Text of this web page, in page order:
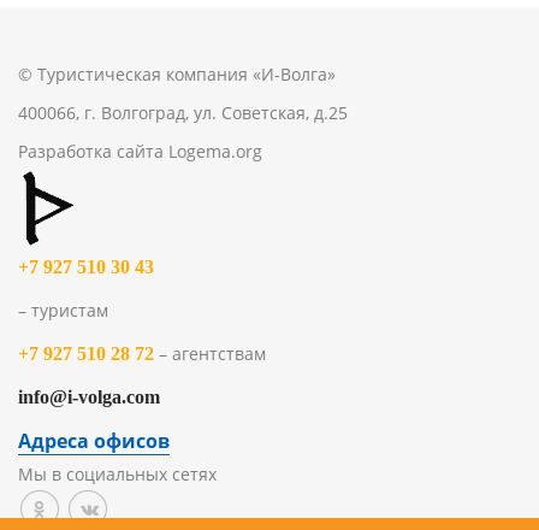
© Туристическая компания «И-Волга»
400066, г. Волгоград, ул. Советская, д.25
Разработка сайта Logema.org
+7 927 510 30 43
– туристам
+7 927 510 28 72 – агентствам
info@i-volga.com
Адреса офисов
Мы в социальных сетях